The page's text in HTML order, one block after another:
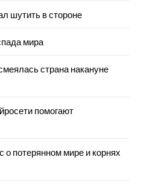
шутить в стороне
мира
страна накануне
помогают
потерянном мире и корнях